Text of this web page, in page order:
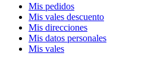
Mis pedidos
Mis vales descuento
Mis direcciones
Mis datos personales
Mis vales